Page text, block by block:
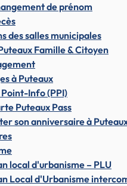
de prénom
des salles municipales
Famille & Citoyen
à Puteaux
Point-Info (PPI)
Puteaux Pass
son anniversaire à
local d'urbanisme – PLU
Local d'Urbanisme